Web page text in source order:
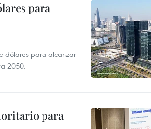
para
dólares para alcanzar
2050.
para